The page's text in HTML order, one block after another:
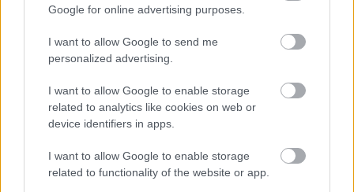
Google for online advertising purposes.
I want to allow Google to send me
personalized advertising.
I want to allow Google to enable storage
related to analytics like cookies on web or
device identifiers in apps.
I want to allow Google to enable storage
related to functionality of the website or app.